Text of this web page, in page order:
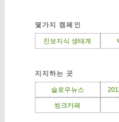
몇가지 캠페인
진보지식 생태계
지지하는 곳
슬로우뉴스
씽크카페